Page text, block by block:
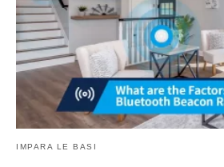
IMPARA LE BASI